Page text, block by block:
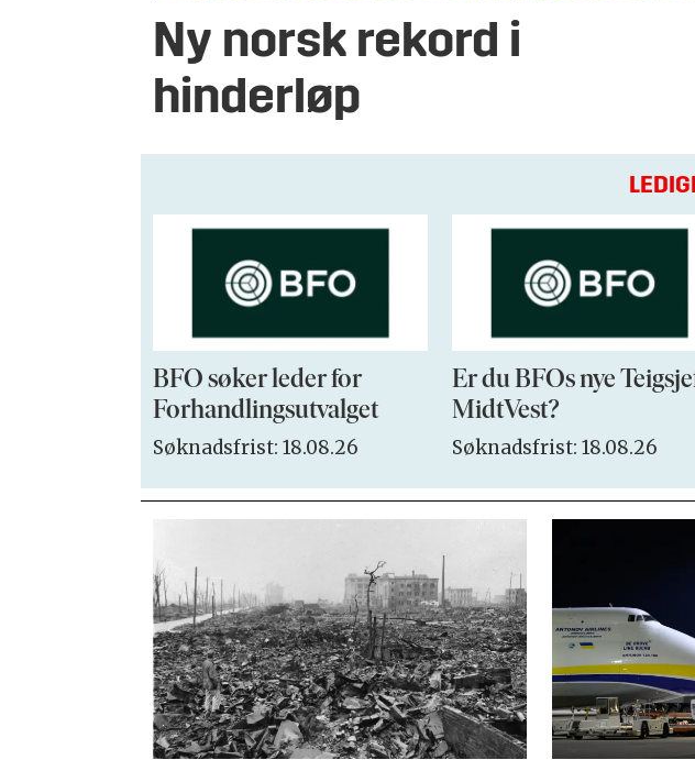
Ny norsk rekord i
hinderløp
BFO søker leder for
Forhandlingsutvalget
Søknadsfrist: 18.08.26
Er du BFOs nye
MidtVest?
Søknadsfrist: 18.08.26